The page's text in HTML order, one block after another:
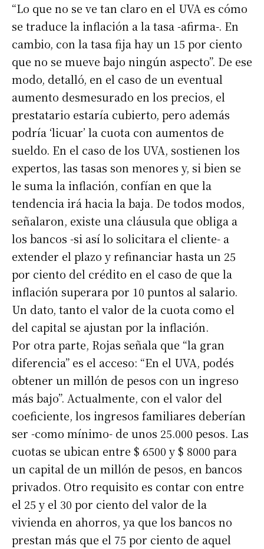
“Lo que no se ve tan claro en el UVA es cómo
se traduce la inflación a la tasa -afirma-. En
cambio, con la tasa fija hay un 15 por ciento
que no se mueve bajo ningún aspecto”. De ese
modo, detalló, en el caso de un eventual
aumento desmesurado en los precios, el
prestatario estaría cubierto, pero además
podría ‘licuar’ la cuota con aumentos de
sueldo. En el caso de los UVA, sostienen los
expertos, las tasas son menores y, si bien se
le suma la inflación, confían en que la
tendencia irá hacia la baja. De todos modos,
señalaron, existe una cláusula que obliga a
los bancos -si así lo solicitara el cliente- a
extender el plazo y refinanciar hasta un 25
por ciento del crédito en el caso de que la
inflación superara por 10 puntos al salario.
Un dato, tanto el valor de la cuota como el
del capital se ajustan por la inflación.
Por otra parte, Rojas señala que “la gran
diferencia” es el acceso: “En el UVA, podés
obtener un millón de pesos con un ingreso
más bajo”. Actualmente, con el valor del
coeficiente, los ingresos familiares deberían
ser -como mínimo- de unos 25.000 pesos. Las
cuotas se ubican entre $ 6500 y $ 8000 para
un capital de un millón de pesos, en bancos
privados. Otro requisito es contar con entre
el 25 y el 30 por ciento del valor de la
vivienda en ahorros, ya que los bancos no
prestan más que el 75 por ciento de aquel